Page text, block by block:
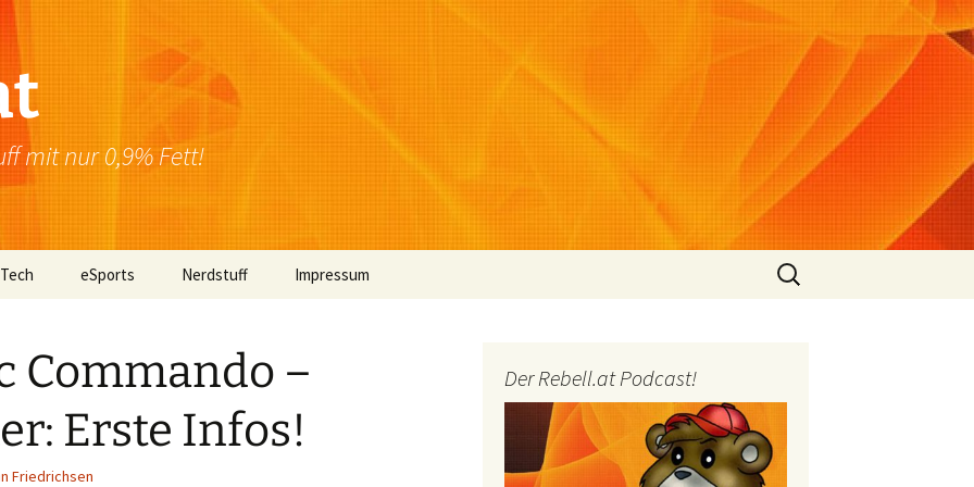
mit nur 0,9% Fett!
Mac OS
Linux
Browser
eSports Nerdstuff Impressum
Suchen
nach:
Commando –
Erste Infos!
Friedrichsen
Der Rebell.at Podcast!